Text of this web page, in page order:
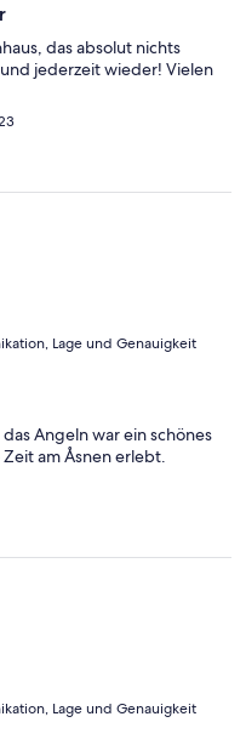
das absolut nichts
jederzeit wieder! Vielen
Lage und Genauigkeit
Angeln war ein schönes
am Åsnen erlebt.
Lage und Genauigkeit